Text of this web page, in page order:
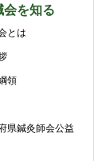
会を知る
とは
領
県鍼灸師会公益